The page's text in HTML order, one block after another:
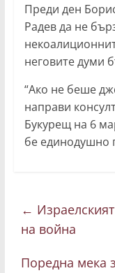
Преди ден
Радев да не
неговите думи
“Ако не беше
направи
Букурещ на 6
бе единодушно
←
на война
Поредна мека